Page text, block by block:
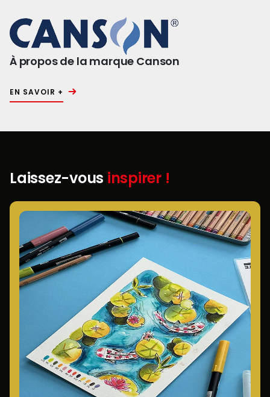
À propos de la marque Canson
EN SAVOIR +
Laissez-vous inspirer !